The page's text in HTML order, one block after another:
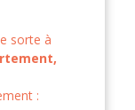
sorte à
: